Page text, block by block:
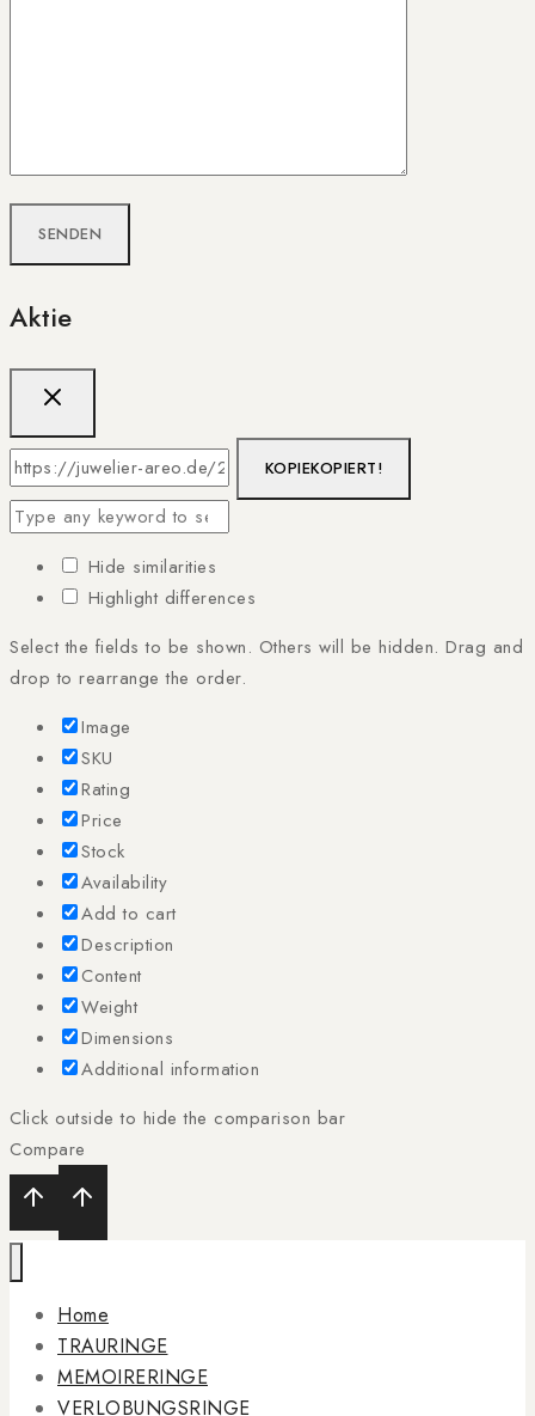
Aktie
KOPIEKOPIERT!
Hide similarities
Highlight differences
Select the fields to be shown. Others will be hidden. Drag and
drop to rearrange the order.
Image
SKU
Rating
Price
Stock
Availability
Add to cart
Description
Content
Weight
Dimensions
Additional information
Click outside to hide the comparison bar
Compare
Home
TRAURINGE
MEMOIRERINGE
VERLOBUNGSRINGE